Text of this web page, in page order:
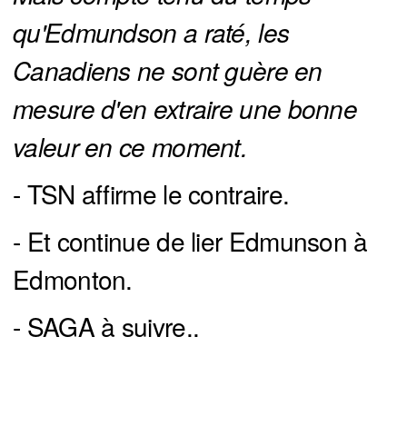
qu'Edmundson a raté, les
Canadiens ne sont guère en
mesure d'en extraire une bonne
valeur en ce moment.
- TSN affirme le contraire.
- Et continue de lier Edmunson à
Edmonton.
- SAGA à suivre..